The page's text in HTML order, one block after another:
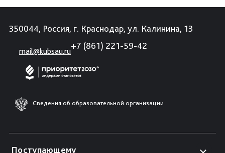
350044, Россия, г. Краснодар, ул. Калинина, 13
mail@kubsau.ru
+7 (861) 221-59-42
Сведения об образовательной организации
Поступающему